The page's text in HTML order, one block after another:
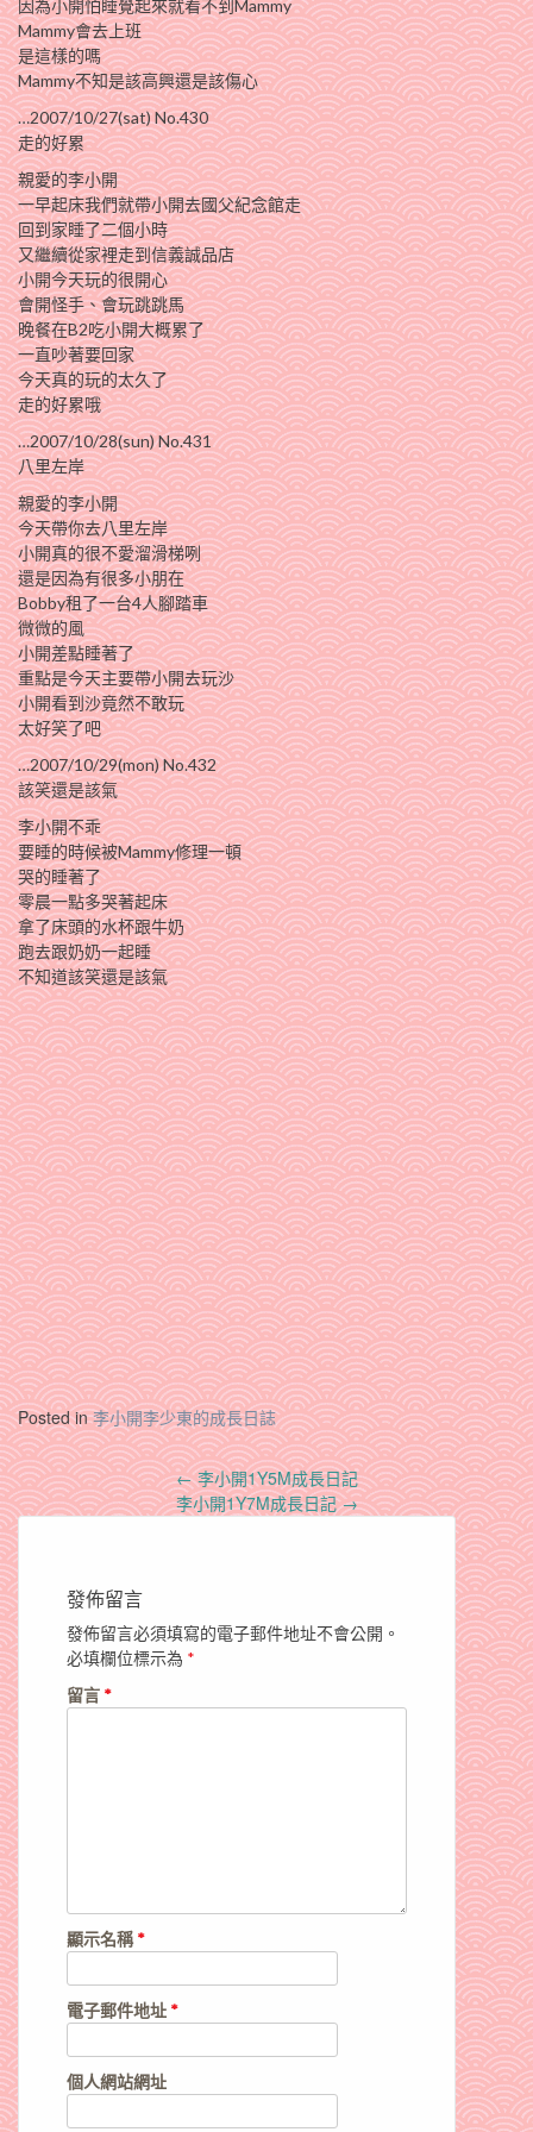
因為小開怕睡覺起來就看不到Mammy
Mammy會去上班
是這樣的嗎
Mammy不知是該高興還是該傷心
…2007/10/27(sat) No.430
走的好累
親愛的李小開
一早起床我們就帶小開去國父紀念館走
回到家睡了二個小時
又繼續從家裡走到信義誠品店
小開今天玩的很開心
會開怪手、會玩跳跳馬
晚餐在B2吃小開大概累了
一直吵著要回家
今天真的玩的太久了
走的好累哦
…2007/10/28(sun) No.431
八里左岸
親愛的李小開
今天帶你去八里左岸
小開真的很不愛溜滑梯咧
還是因為有很多小朋在
Bobby租了一台4人腳踏車
微微的風
小開差點睡著了
重點是今天主要帶小開去玩沙
小開看到沙竟然不敢玩
太好笑了吧
…2007/10/29(mon) No.432
該笑還是該氣
李小開不乖
要睡的時候被Mammy修理一頓
哭的睡著了
零晨一點多哭著起床
拿了床頭的水杯跟牛奶
跑去跟奶奶一起睡
不知道該笑還是該氣
Posted in李小開李少東的成長日誌
Post
navigation
←李小開1Y5M成長日記
李小開1Y7M成長日記→
發佈留言
發佈留言必須填寫的電子郵件地址不會公開。
必填欄位標示為 *
留言 *
顯示名稱*
電子郵件地址 *
個人網站網址